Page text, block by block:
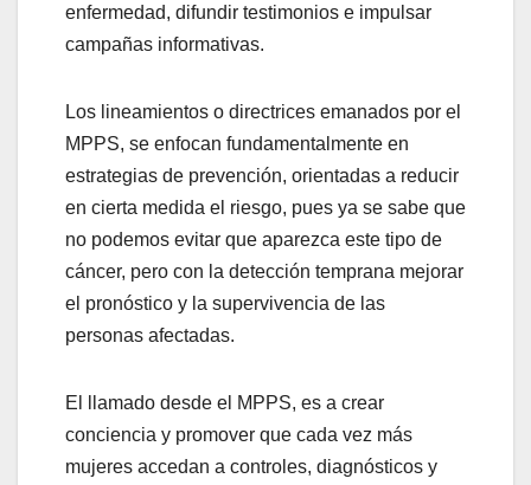
enfermedad, difundir testimonios e impulsar
campañas informativas.
Los lineamientos o directrices emanados por el
MPPS, se enfocan fundamentalmente en
estrategias de prevención, orientadas a reducir
en cierta medida el riesgo, pues ya se sabe que
no podemos evitar que aparezca este tipo de
cáncer, pero con la detección temprana mejorar
el pronóstico y la supervivencia de las
personas afectadas.
El llamado desde el MPPS, es a crear
conciencia y promover que cada vez más
mujeres accedan a controles, diagnósticos y